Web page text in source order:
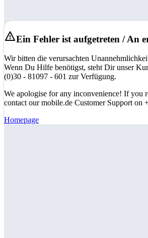
Ein Fehler ist aufgetreten / An
Wir bitten die verursachten
Wenn Du Hilfe benötigst, steht Dir unser
(0)30 - 81097 - 601 zur Verfügung.
We apologise for any inconvenience! If you
contact our mobile.de Customer Support on
Homepage